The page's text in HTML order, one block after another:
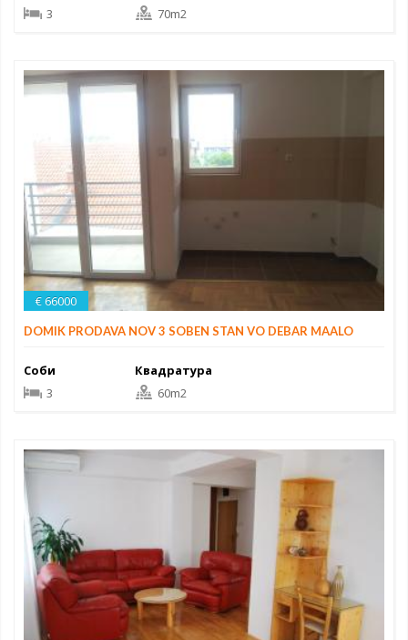
3
70m2
€ 66000
DOMIK PRODAVA NOV 3 SOBEN STAN VO DEBAR MAALO
Соби
3
Квадратура
60m2